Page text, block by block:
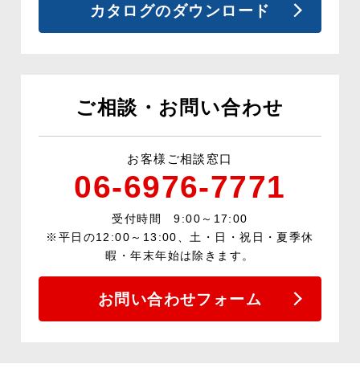
カタログのダウンロード
ご相談・お問い合わせ
お客様ご相談窓口
06-6976-7771
受付時間 9:00～17:00
※平日の12:00～13:00、土・日・祝日・夏季休
暇・年末年始は除きます。
お問い合わせフォーム